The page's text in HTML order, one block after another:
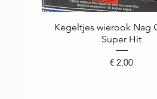
Snel overzicht
Kegeltjes wierook Nag
Super Hit
Prijs
€ 2,00